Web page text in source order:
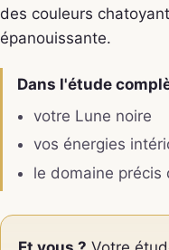
des couleurs
épanouissante.
Dans l'étude
votre Lune noire
vos énergies
le domaine précis